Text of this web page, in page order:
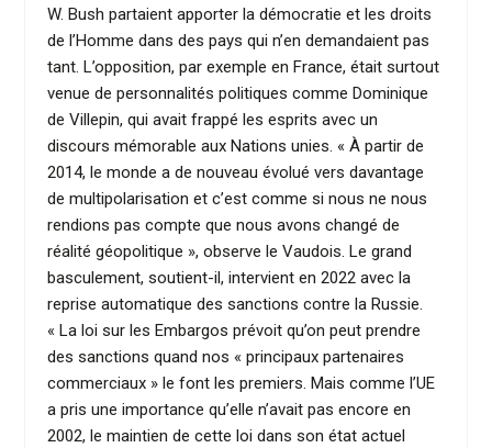
W. Bush partaient apporter la démocratie et les droits
de l’Homme dans des pays qui n’en demandaient pas
tant. L’opposition, par exemple en France, était surtout
venue de personnalités politiques comme Dominique
de Villepin, qui avait frappé les esprits avec un
discours mémorable aux Nations unies. « À partir de
2014, le monde a de nouveau évolué vers davantage
de multipolarisation et c’est comme si nous ne nous
rendions pas compte que nous avons changé de
réalité géopolitique », observe le Vaudois. Le grand
basculement, soutient-il, intervient en 2022 avec la
reprise automatique des sanctions contre la Russie.
« La loi sur les Embargos prévoit qu’on peut prendre
des sanctions quand nos « principaux partenaires
commerciaux » le font les premiers. Mais comme l’UE
a pris une importance qu’elle n’avait pas encore en
2002, le maintien de cette loi dans son état actuel